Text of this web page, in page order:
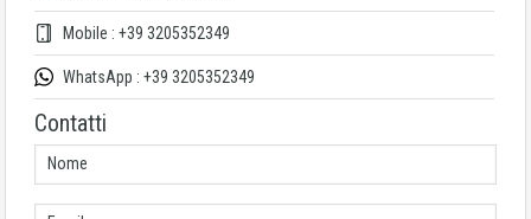
Mobile : +39 3205352349
WhatsApp : +39 3205352349
Contatti